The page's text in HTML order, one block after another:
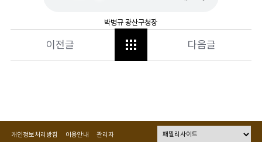
박병규 광산구청장
이전글 다음글
개인정보처리방침 이용안내 관리자